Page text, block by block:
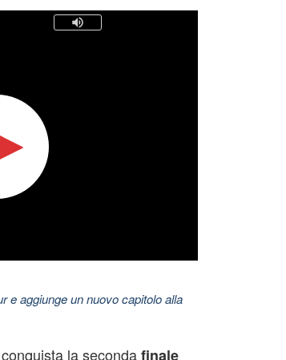
e aggiunge un nuovo capitolo alla
conquista la secondafinale